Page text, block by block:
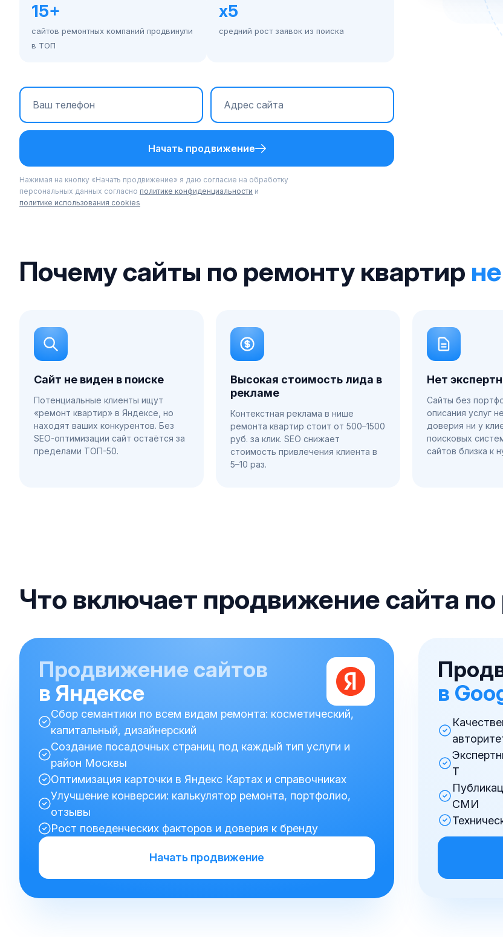
15+
сайтов ремонтных компаний продвинули
в ТОП
x5
средний рост заявок из поиска
Начать продвижение
Нажимая на кнопку «Начать продвижение» я даю согласие на обработку
персональных данных согласно политике конфиденциальности и
политике использования cookies
Почему сайты по ремонту квартир
Сайт не виден в поиске
Потенциальные клиенты ищут
«ремонт квартир» в Яндексе, но
находят ваших конкурентов. Без
SEO-оптимизации сайт остаётся за
пределами ТОП-50.
Высокая стоимость лида в
рекламе
Контекстная реклама в нише
ремонта квартир стоит от 500–1500
руб. за клик. SEO снижает
стоимость привлечения клиента в
5–10 раз.
Нет
Сайты без
описания услуг
доверия ни у
поисковых
сайтов близка к
Что включает продвижение сайта
Продвижение сайтов
в Яндексе
Сбор семантики по всем видам ремонта: косметический,
капитальный, дизайнерский
Создание посадочных страниц под каждый тип услуги и
район Москвы
Оптимизация карточки в Яндекс Картах и справочниках
Улучшение конверсии: калькулятор ремонта, портфолио,
отзывы
Рост поведенческих факторов и доверия к бренду
Начать продвижение
в
T
СМИ